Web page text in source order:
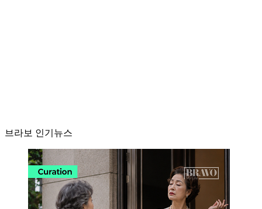
브라보 인기뉴스